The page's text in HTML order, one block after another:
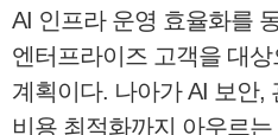
AI 인프라 운영 효율화를
엔터프라이즈 고객을 대
계획이다. 나아가 AI 보안,
비용 최적화까지 아우르